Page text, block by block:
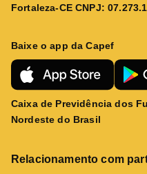
Fortaleza-CE CNPJ:
Baixe o app da Capef
Caixa de Previdência dos
Nordeste do Brasil
Relacionamento com